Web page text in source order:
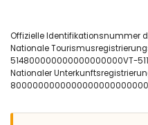
Schlafzimmer mit
cm)
2 Schlafzimmer mit
200 x 160 cm)
Offizielle Identifikationsnummer
Nationale
514800000000000000000VT-
Nationaler